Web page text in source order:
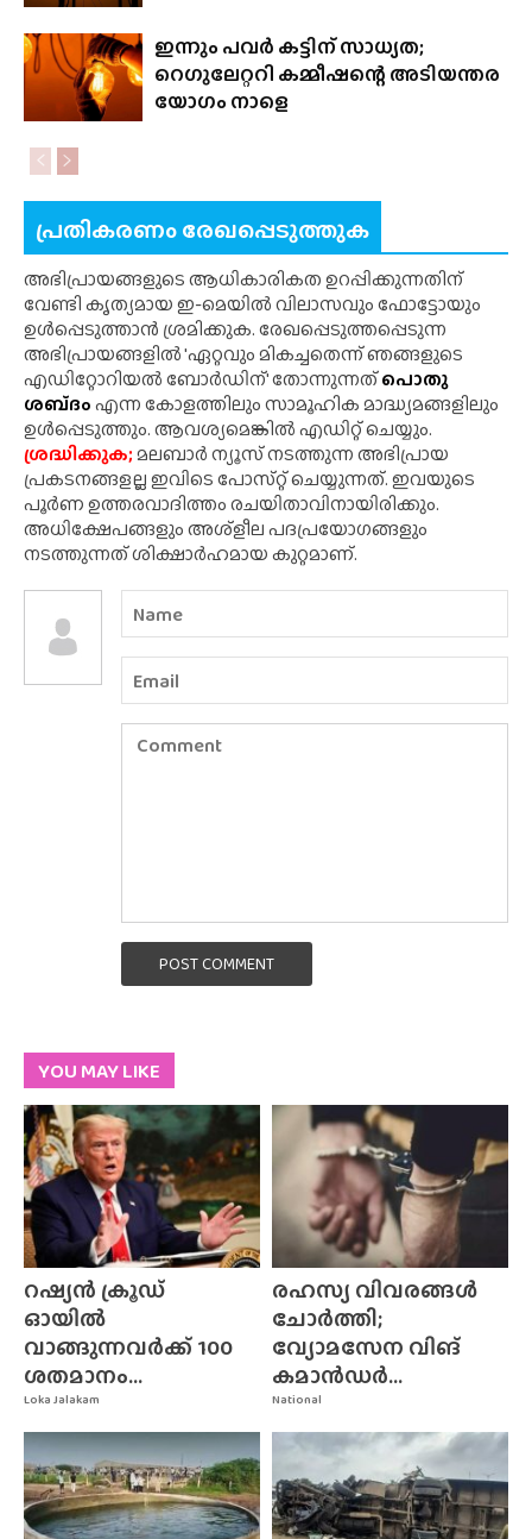
ഇന്നും പവർ കട്ടിന് സാധ്യത;
റെഗുലേറ്ററി കമ്മീഷന്റെ അടിയന്തര
യോഗം നാളെ
പ്രതികരണം രേഖപ്പെടുത്തുക
അഭിപ്രായങ്ങളുടെ ആധികാരികത ഉറപ്പിക്കുന്നതിന്
വേണ്ടി കൃത്യമായ ഇ-മെയിൽ വിലാസവും ഫോട്ടോയും
ഉൾപ്പെടുത്താൻ ശ്രമിക്കുക. രേഖപ്പെടുത്തപ്പെടുന്ന
അഭിപ്രായങ്ങളിൽ 'ഏറ്റവും മികച്ചതെന്ന് ഞങ്ങളുടെ
എഡിറ്റോറിയൽ ബോർഡിന്' തോന്നുന്നത്പൊതു
ശബ്‌ദംഎന്ന കോളത്തിലും സാമൂഹിക മാദ്ധ്യമങ്ങളിലും
ഉൾപ്പെടുത്തും. ആവശ്യമെങ്കിൽ എഡിറ്റ് ചെയ്യും.
ശ്രദ്ധിക്കുക;മലബാർ ന്യൂസ് നടത്തുന്ന അഭിപ്രായ
പ്രകടനങ്ങളല്ല ഇവിടെ പോസ്‌റ്റ് ചെയ്യുന്നത്. ഇവയുടെ
പൂർണ ഉത്തരവാദിത്തം രചയിതാവിനായിരിക്കും.
അധിക്ഷേപങ്ങളും അശ്‌ളീല പദപ്രയോഗങ്ങളും
നടത്തുന്നത് ശിക്ഷാർഹമായ കുറ്റമാണ്.
POST COMMENT
YOU MAY LIKE
Loka Jalakam
റഷ്യൻ ക്രൂഡ്
ഓയിൽ
വാങ്ങുന്നവർക്ക് 100
ശതമാനം...
National
രഹസ്യ വിവരങ്ങൾ
ചോർത്തി;
വ്യോമസേന വിങ്‌
കമാൻഡർ...